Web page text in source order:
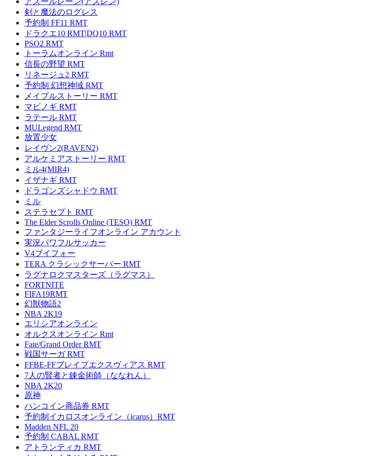
剣と魔法のログレス
予約制 FF11 RMT
ドラクエ10 RMT|DQ10 RMT
PSO2 RMT
トーラムオンライン Rmt
信長の野望 RMT
リネージュ2 RMT
予約制 幻想神域 RMT
メイプルストーリー RMT
マビノギ RMT
ラテール RMT
MULegend RMT
放置少女
レイヴン2(RAVEN2)
アルケミアストーリー RMT
ミル4(MIR4)
イザナギ RMT
ドラゴンズシャドウ RMT
ミル
ステラセプト RMT
The Elder Scrolls Online (TESO) RMT
ファンタジーライフオンライン アカウント
実況パワフルサッカー
V4ブイフォー
TERA クラシックサーバー RMT
ラグナロクマスターズ（ラグマス）
FORTNITE
FIFA19RMT
幻獣物語2
NBA 2K19
エリシアオンライン
オルクスオンライン Rmt
Fate/Grand Order RMT
戦国サーガ RMT
FFBE-FFブレイブエクスヴィアス RMT
7人の賢者と錬金術師（ななれん）
NBA 2K20
原神
ハンコイン商品券 RMT
予約制イカロスオンライン（icarus）RMT
Madden NFL 20
予約制 CABAL RMT
アトランティカ RMT